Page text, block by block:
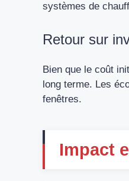
systèmes de
Retour sur
Bien que le coût
long terme. Les
fenêtres.
Impact